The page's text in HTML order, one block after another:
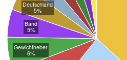
Gewichtheber
6%
Band
5%
Deutschland
5%